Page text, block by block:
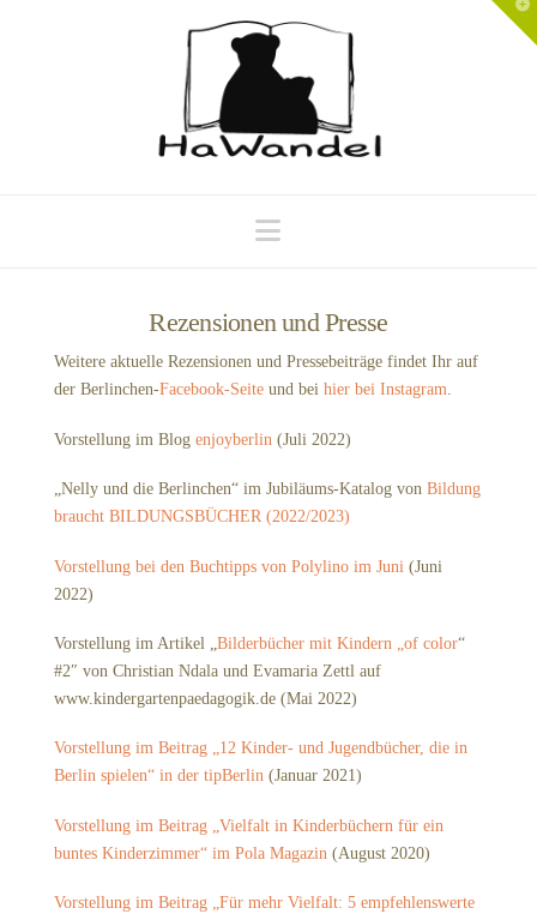
Navigation
Rezensionen und Presse
Weitere aktuelle Rezensionen und Pressebeiträge findet Ihr auf
der Berlinchen-Facebook-Seiteund bei hier bei Instagram.
Vorstellung im Blog enjoyberlin (Juli 2022)
„Nelly und die Berlinchen“ im Jubiläums-Katalog von Bildung
braucht BILDUNGSBÜCHER (2022/2023)
Vorstellung bei den Buchtipps von Polylino im Juni (Juni
2022)
Vorstellung im Artikel „ Bilderbücher mit Kindern „of color“
#2″ von Christian Ndala und Evamaria Zettl auf
www.kindergartenpaedagogik.de (Mai 2022)
Vorstellung im Beitrag „12 Kinder- und Jugendbücher, die in
Berlin spielen“ in der tipBerlin(Januar 2021)
Vorstellung im Beitrag „Vielfalt in Kinderbüchern für ein
buntes Kinderzimmer“ im Pola Magazin (August 2020)
Vorstellung im Beitrag „Für mehr Vielfalt: 5 empfehlenswerte